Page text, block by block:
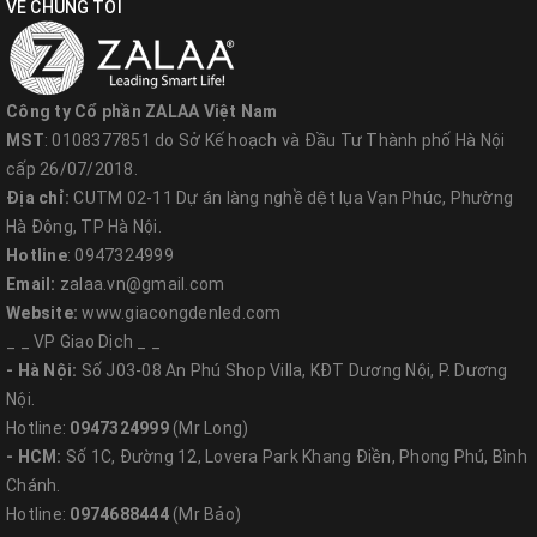
2. Ưu điểm và chính sách bảo hành của ZALAA
với đèn highbay 100W
a. Ưu điểm
Thế mạnh số 1 của đèn LED chip SMD chính là cung cấp ánh
sáng có độ hoàn màu cao. Đèn LED nhà xưởng 100W phát ra ánh
VỀ CHÚNG TÔI
Công ty Cổ phần ZALAA Việt Nam
MST: 0108377851 do Sở Kế hoạch và Đầu Tư Thành phố Hà Nội
cấp 26/07/2018.
Địa chỉ: CUTM 02-11 Dự án làng nghề dệt lụa Vạn Phúc, Phường
Hà Đông, TP Hà Nội.
Hotline: 0947324999
Email: zalaa.vn@gmail.com
Website:www.giacongdenled.com
_ _ VP Giao Dịch _ _
- Hà Nội: Số J03-08 An Phú Shop Villa, KĐT Dương Nội, P. Dương
Nội.
Hotline: 0947324999(Mr Long)
- HCM: Số 1C, Đường 12, Lovera Park Khang Điền, Phong Phú, Bình
Chánh.
Hotline: 0974688444(Mr Bảo)